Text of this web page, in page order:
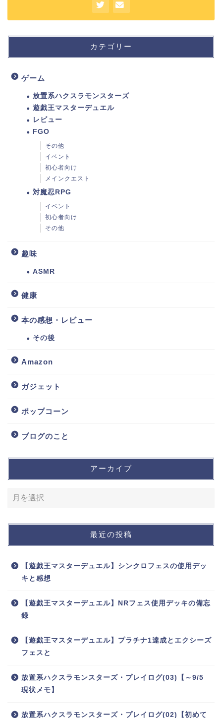
カテゴリー
ゲーム
放置系ハクスラモンスターズ
遊戯王マスターデュエル
レビュー
FGO
その他
イベント
初心者向け
メインクエスト
対魔忍RPG
イベント
初心者向け
その他
趣味
ASMR
健康
本の感想・レビュー
その後
Amazon
ガジェット
ポップコーン
ブログのこと
アーカイブ
最近の投稿
【遊戯王マスターデュエル】シンクロフェスの使用デッ
キと感想
【遊戯王マスターデュエル】NRフェス使用デッキの備忘
録
【遊戯王マスターデュエル】プラチナ1達成とエクシーズ
フェスと
放置系ハクスラモンスターズ・プレイログ(03)【～9/5
現状メモ】
放置系ハクスラモンスターズ・プレイログ(02)【初めて